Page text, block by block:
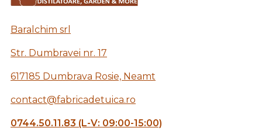
Baralchim srl
Str. Dumbravei nr. 17
617185 Dumbrava Rosie, Neamt
contact@fabricadetuica.ro
0744.50.11.83 (L-V: 09:00-15:00)